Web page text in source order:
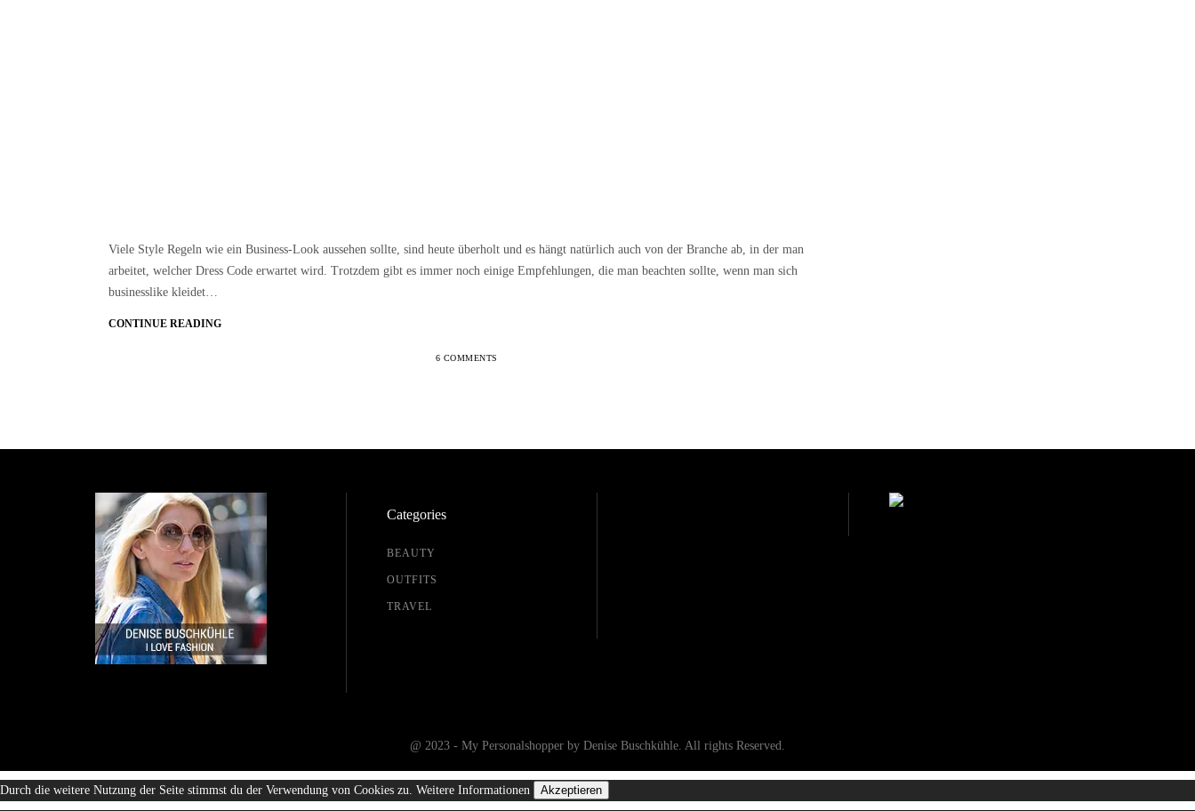
Viele Style Regeln wie ein Business-Look aussehen sollte, sind heute überholt und es hängt natürlich auch von der Branche ab, in der man
arbeitet, welcher Dress Code erwartet wird. Trotzdem gibt es immer noch einige Empfehlungen, die man beachten sollte, wenn man sich
businesslike kleidet…
CONTINUE READING
6 COMMENTS
Categories
BEAUTY
OUTFITS
TRAVEL
@ 2023 - My Personalshopper by Denise Buschkühle. All rights Reserved.
Durch die weitere Nutzung der Seite stimmst du der Verwendung von Cookies zu. Weitere Informationen Akzeptieren